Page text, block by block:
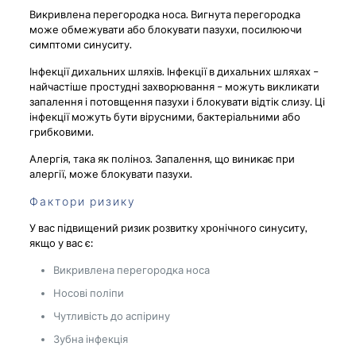
Викривлена ​​перегородка носа. Вигнута перегородка
може обмежувати або блокувати пазухи, посилюючи
симптоми синуситу.
Інфекції дихальних шляхів. Інфекції в дихальних шляхах –
найчастіше простудні захворювання – можуть викликати
запалення і потовщення пазухи і блокувати відтік слизу. Ці
інфекції можуть бути вірусними, бактеріальними або
грибковими.
Алергія, така як поліноз. Запалення, що виникає при
алергії, може блокувати пазухи.
Фактори ризику
У вас підвищений ризик розвитку хронічного синуситу,
якщо у вас є:
Викривлена ​​перегородка носа
Носові поліпи
Чутливість до аспірину
Зубна інфекція